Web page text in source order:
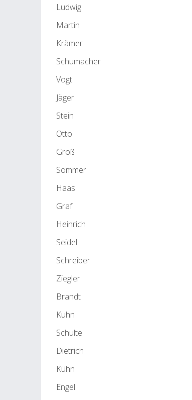
Ludwig
Martin
Krämer
Schumacher
Vogt
Jäger
Stein
Otto
Groß
Sommer
Haas
Graf
Heinrich
Seidel
Schreiber
Ziegler
Brandt
Kuhn
Schulte
Dietrich
Kühn
Engel